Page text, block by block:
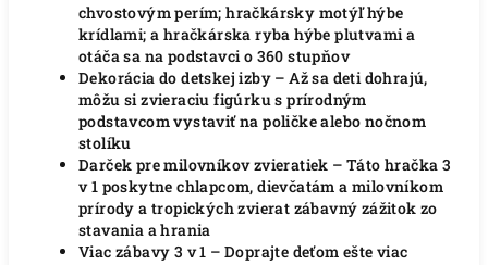
chvostovým perím; hračkársky motýľ hýbe
krídlami; a hračkárska ryba hýbe plutvami a
otáča sa na podstavci o 360 stupňov
Dekorácia do detskej izby – Až sa deti dohrajú,
môžu si zvieraciu figúrku s prírodným
podstavcom vystaviť na poličke alebo nočnom
stolíku
Darček pre milovníkov zvieratiek – Táto hračka 3
v 1 poskytne chlapcom, dievčatám a milovníkom
prírody a tropických zvierat zábavný zážitok zo
stavania a hrania
Viac zábavy 3 v 1 – Doprajte deťom ešte viac